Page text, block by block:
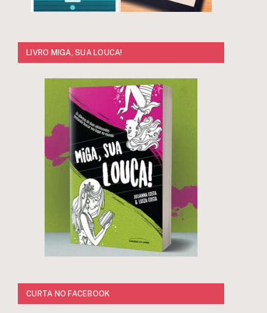
LIVRO MIGA, SUA LOUCA!
CURTA NO FACEBOOK